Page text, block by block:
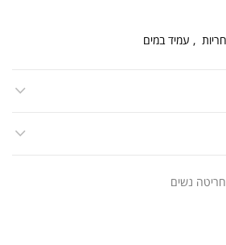
, עמיד במים
נשים